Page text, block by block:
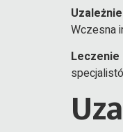
Wczesna
Leczenie